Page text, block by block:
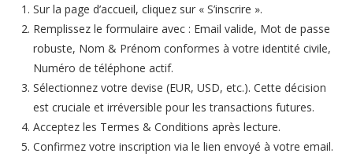
Sur la page d’accueil, cliquez sur « S’inscrire ».
Remplissez le formulaire avec : Email valide, Mot de passe
robuste, Nom & Prénom conformes à votre identité civile,
Numéro de téléphone actif.
Sélectionnez votre devise (EUR, USD, etc.). Cette décision
est cruciale et irréversible pour les transactions futures.
Acceptez les Termes & Conditions après lecture.
Confirmez votre inscription via le lien envoyé à votre email.